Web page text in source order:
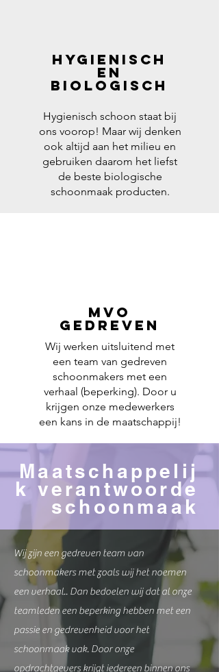
Hygienisch
en
biologisch
Hygienisch schoon staat bij
ons voorop! Maar wij denken
ook altijd aan het milieu en
gebruiken daarom het liefst
de beste biologische
schoonmaak producten.
MVO
Gedreven
Wij werken uitsluitend met
een team van gedreven
schoonmakers met een
verhaal (beperking). Door u
krijgen onze medewerkers
een kans in de maatschappij!
Maatschappelij
k verantwoorde
schoonmaak
Wij zijn een gedreven team van
schoonmakers met zoals wij het noemen
een verhaal.. Dan bedoelen wij dat al onze
teamleden een beperking hebben met een
passie en gedrevenheid voor het
schoonmaak vak. Door onze
opdrachtgevers krijgt iedereen binnen ons